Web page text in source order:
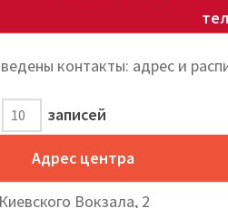
контакты: адрес и
записей
Адрес центра
Вокзала, 2